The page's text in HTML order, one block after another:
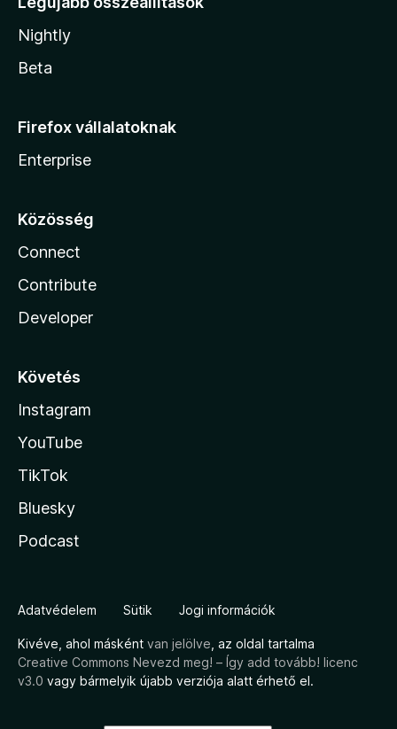
Nightly
Beta
Firefox vállalatoknak
Enterprise
Közösség
Connect
Contribute
Developer
Követés
Instagram
YouTube
TikTok
Bluesky
Podcast
Adatvédelem Sütik Jogi információk
Kivéve, ahol másként van jelölve , az oldal tartalma
Creative Commons Nevezd meg! – Így add tovább! licenc
v3.0 vagy bármelyik újabb verziója alatt érhető el.